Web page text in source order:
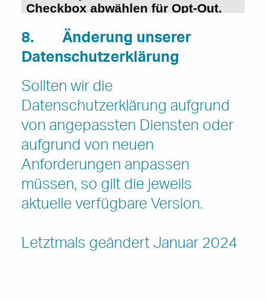
8. Änderung unserer
Datenschutzerklärung
Sollten wir die
Datenschutzerklärung aufgrund
von angepassten Diensten oder
aufgrund von neuen
Anforderungen anpassen
müssen, so gilt die jeweils
aktuelle verfügbare Version.
Letztmals geändert Januar 2024